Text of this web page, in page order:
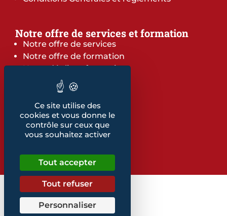
Notre offre de services et formation
Notre offre de services
Notre offre de formation
Notre dépliant formation
Les indicateurs
Nos publications
Retrouvez également...
Notre glossaire
Ce site utilise des
cookies et vous donne le
contrôle sur ceux que
vous souhaitez activer
Tout accepter
Tout refuser
Personnaliser